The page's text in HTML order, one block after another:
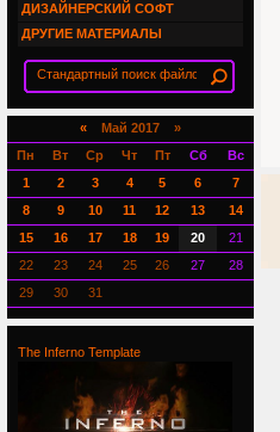
ДИЗАЙНЕРСКИЙ СОФТ
ДРУГИЕ МАТЕРИАЛЫ
« Май 2017 »
Пн
Вт Ср Чт Пт Сб
Вс
1
2 3 4 5 6
7
8
9 10 11 12 13
14
15
16 17 18 19 20
21
22
23 24 25 26 27
28
29
30 31
The Inferno Template